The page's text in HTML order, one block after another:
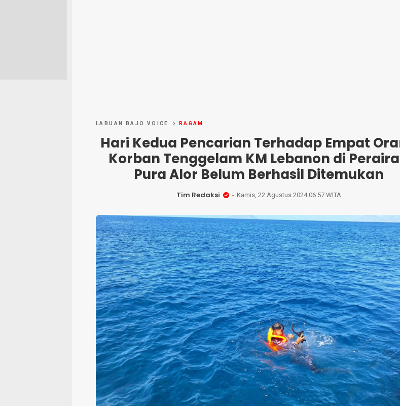
LABUAN BAJO VOICE RAGAM
Hari Kedua Pencarian Terhadap Empat
Korban Tenggelam KM Lebanon di
Pura Alor Belum Berhasil Ditemukan
Tim Redaksi Kamis, 22 Agustus 2024 06:57 WITA